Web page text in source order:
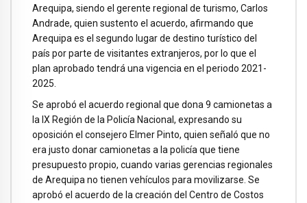
Arequipa, siendo el gerente regional de turismo, Carlos
Andrade, quien sustento el acuerdo, afirmando que
Arequipa es el segundo lugar de destino turístico del
país por parte de visitantes extranjeros, por lo que el
plan aprobado tendrá una vigencia en el periodo 2021-
2025.
Se aprobó el acuerdo regional que dona 9 camionetas a
la IX Región de la Policía Nacional, expresando su
oposición el consejero Elmer Pinto, quien señaló que no
era justo donar camionetas a la policía que tiene
presupuesto propio, cuando varias gerencias regionales
de Arequipa no tienen vehículos para movilizarse. Se
aprobó el acuerdo de la creación del Centro de Costos